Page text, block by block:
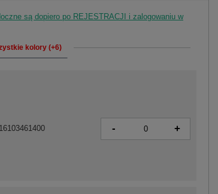
są dopiero po REJESTRACJI i zalogowaniu w
kolory (+6)
- +